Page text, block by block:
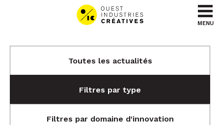
Aller au menu
Aller au contenu
MENU
Toutes les actualités
Filtres par type
Filtres par domaine d'innovation